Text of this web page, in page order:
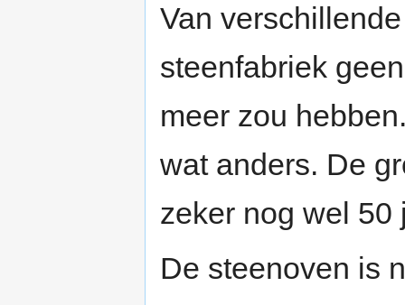
Van
steenfabriek
meer zou
wat anders. De
zeker nog wel 50
De steenoven is